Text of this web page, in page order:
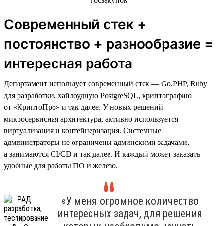
Современный стек +
постоянство + разнообразие =
интересная работа
Департамент использует современный стек — Go,PHP, Ruby
для разработки, хайлоудную PostgreSQL, криптографию
от «КриптоПро» и так далее. У новых решений
микросервисная архитектура, активно используется
виртуализация и контейнеризация. Системные
администраторы не ограничены админскими задачами,
а занимаются CI/CD и так далее. И каждый может заказать
удобные для работы ПО и железо.
«У меня огромное количество
интересных задач, для решения